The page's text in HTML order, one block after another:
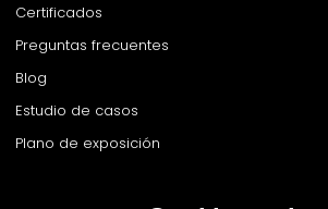
Certificados
Preguntas frecuentes
Blog
Estudio de casos
Plano de exposición